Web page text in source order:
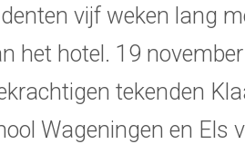
vijf weken lang
het hotel. 19
tekenden
Wageningen en Els